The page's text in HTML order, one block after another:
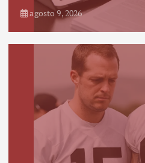
agosto 9, 2026